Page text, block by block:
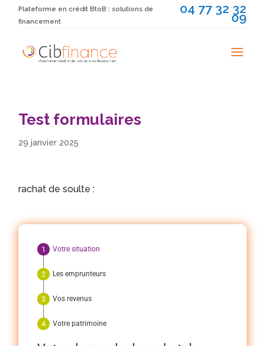
Plateforme en crédit BtoB : solutions de
financement
04 77 32 32
09
Test formulaires
29 janvier 2025
rachat de soulte :
Votre situation
Les emprunteurs
Vos revenus
Votre patrimoine